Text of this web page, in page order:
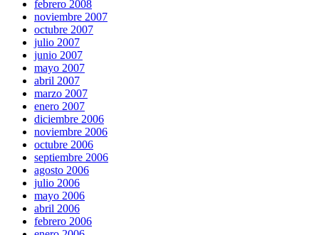
febrero 2008
noviembre 2007
octubre 2007
julio 2007
junio 2007
mayo 2007
abril 2007
marzo 2007
enero 2007
diciembre 2006
noviembre 2006
octubre 2006
septiembre 2006
agosto 2006
julio 2006
mayo 2006
abril 2006
febrero 2006